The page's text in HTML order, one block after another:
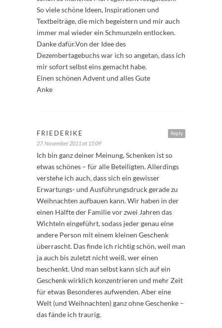
So viele schöne Ideen, Inspirationen und
Textbeiträge, die mich begeistern und mir auch
immer mal wieder ein Schmunzeln entlocken.
Danke dafür.Von der Idee des
Dezembertagebuchs war ich so angetan, dass ich
mir sofort selbst eins gemacht habe.
Einen schönen Advent und alles Gute
Anke
Reply
FRIEDERIKE
27. November 2011 at 15:09
Ich bin ganz deiner Meinung, Schenken ist so
etwas schönes – für alle Beteiligten. Allerdings
verstehe ich auch, dass sich ein gewisser
Erwartungs- und Ausführungsdruck gerade zu
Weihnachten aufbauen kann. Wir haben in der
einen Hälfte der Familie vor zwei Jahren das
Wichteln eingeführt, sodass jeder genau eine
andere Person mit einem kleinen Geschenk
überrascht. Das finde ich richtig schön, weil man
ja auch bis zuletzt nicht weiß, wer einen
beschenkt. Und man selbst kann sich auf ein
Geschenk wirklich konzentrieren und mehr Zeit
für etwas Besonderes aufwenden. Aber eine
Welt (und Weihnachten) ganz ohne Geschenke –
das fände ich traurig.